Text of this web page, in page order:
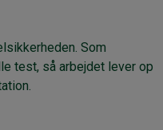
Som
test, så arbejdet lever op